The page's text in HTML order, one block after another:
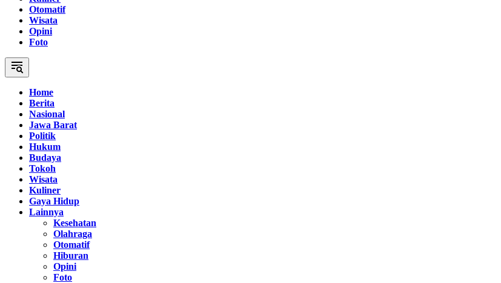
Otomatif
Wisata
Opini
Foto
Home
Berita
Nasional
Jawa Barat
Politik
Hukum
Budaya
Tokoh
Wisata
Kuliner
Gaya Hidup
Lainnya
Kesehatan
Olahraga
Otomatif
Hiburan
Opini
Foto